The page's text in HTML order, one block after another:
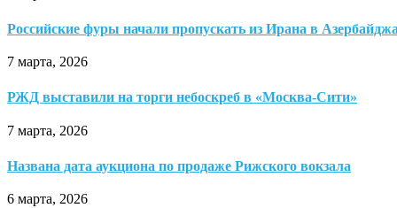
Российские фуры начали пропускать из Ирана в
7 марта, 2026
РЖД выставили на торги небоскреб в «Москва-Сити»
7 марта, 2026
Названа дата аукциона по продаже Рижского вокзала
6 марта, 2026